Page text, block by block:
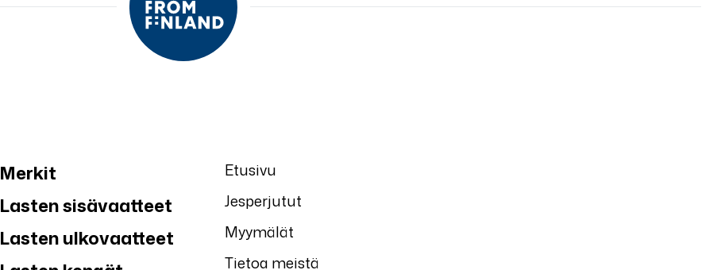
Merkit
Lasten sisävaatteet
Lasten ulkovaatteet
Etusivu
Jesperjutut
Myymälät
Tietoa meistä